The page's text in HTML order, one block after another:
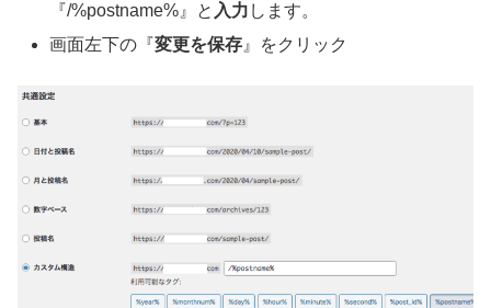
『/%postname%』と 入力 します。
画面左下の『変更を保存 』をクリック